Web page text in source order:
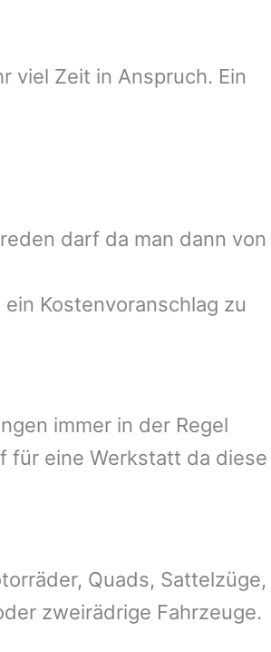
viel Zeit in Anspruch. Ein
darf da man dann von
Kostenvoranschlag zu
immer in der Regel
für eine Werkstatt da diese
Quads, Sattelzüge,
zweirädrige Fahrzeuge.